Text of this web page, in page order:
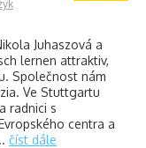
Juhaszová a
lernen attraktiv,
Společnost nám
Ve Stuttgartu
radnici s
centra a
číst dále